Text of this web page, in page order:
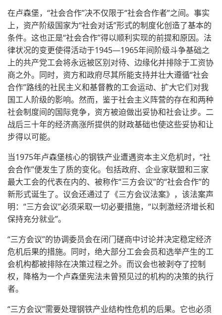
在卢森堡，“社会合作”决不仅限于“社会合作者”之间。事实
上，资产阶级国家为“社会对话”形式的制度化创造了基本的
条件。这也正是“社会合作”得以顺利实现的前提和原因。法
律状况的变更使得活动于1945—1965年间阶级斗争基础之
上的共产党工会将永远被区别对待、边缘化并排除于工资协
商之外。同时，资方和政府尽其所能支持并壮大遵循“社会
合作”路线的社民主义和基督教的工会运动、扩大它们对我
国工人阶级的影响。然而，鉴于社会主义阵营的存在和两种
社会制度间的国际竞争，资方被迫做出妥协和社会让步。二
战后三十年的经济高涨所提供的财政基础也使这些妥协和让
步得以可能。
当1975年卢森堡核心的钢铁产业遭遇资本主义危机时，“社
会合作”便发生了质的变化。包括政府、企业家联盟和三家
最大工会的代表在内的、被称作“三方会议”的“社会合作”的
新形式诞生了。议会还通过了《三方会议法案》，该法案声
明：“三方会议”必须采取一切必要措施，“以刺激经济增长和
保持充分就业”。
“三方会议”的协调委员会在闭门磋商中讨论并决定稳定经济
危机后果的措施。同时，绝大部分工会会员和选举产生的工
会机构都被排除在决策过程之外。而议会也被剥夺了控制
权，降格为一个卢森堡宪法未曾预见过的机构的决策的执行
者。
“三方会议”需要处理钢铁产业结构性危机的后果。它也必须